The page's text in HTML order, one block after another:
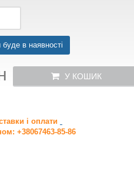
в наявності
У КОШИК
і оплати
+38067463-85-86